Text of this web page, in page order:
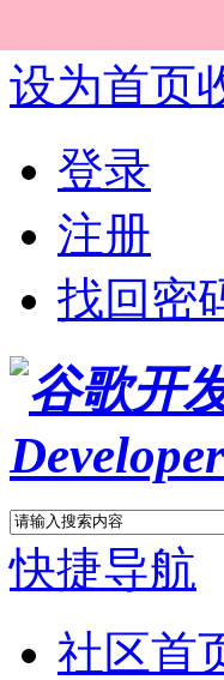
设为首页
登录
注册
找回密
快捷导航
社区首